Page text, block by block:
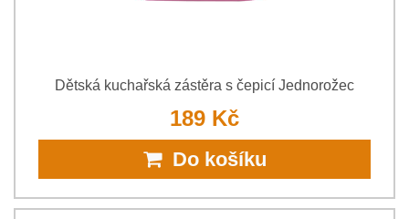
Dětská kuchařská zástěra s čepicí Jednorožec
189 Kč
Do košíku